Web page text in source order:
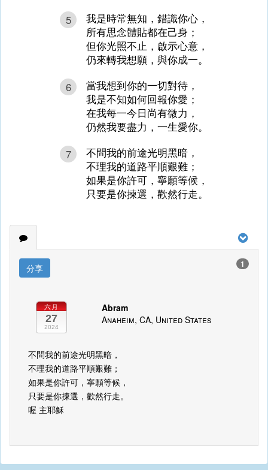
5
我是時常無知，錯識你心，
所有思念體貼都在己身；
但你光照不止，啟示心意，
仍來轉我想願，與你成一。
6
當我想到你的一切對待，
我是不知如何回報你愛；
在我每一今日尚有微力，
仍然我要盡力，一生愛你。
7
不問我的前途光明黑暗，
不理我的道路平順艱難；
如果是你許可，寧願等候，
只要是你揀選，歡然行走。
分享 1
六月
27
2024
Abram
Anaheim, CA, United States
不問我的前途光明黑暗，
不理我的道路平順艱難；
如果是你許可，寧願等候，
只要是你揀選，歡然行走。
喔 主耶穌